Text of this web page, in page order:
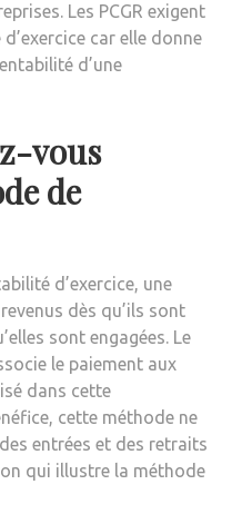
Les PCGR exigent
car elle donne
d’une
vous
de
d’exercice, une
dès qu’ils sont
sont engagées. Le
le paiement aux
dans cette
cette méthode ne
entrées et des retraits
qui illustre la méthode